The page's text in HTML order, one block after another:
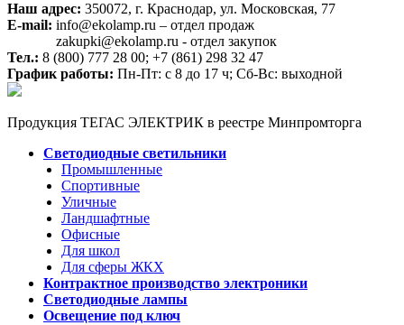
Наш адрес: 350072, г. Краснодар, ул. Московская, 77
E-mail: info@ekolamp.ru – отдел продаж
zakupki@ekolamp.ru - отдел закупок
Тел.: 8 (800) 777 28 00; +7 (861) 298 32 47
График работы: Пн-Пт: с 8 до 17 ч; Сб-Вс: выходной
Продукция ТЕГАС ЭЛЕКТРИК в реестре Минпромторга
Светодиодные светильники
Промышленные
Спортивные
Уличные
Ландшафтные
Офисные
Для школ
Для сферы ЖКХ
Контрактное производство электроники
Светодиодные лампы
Освещение под ключ